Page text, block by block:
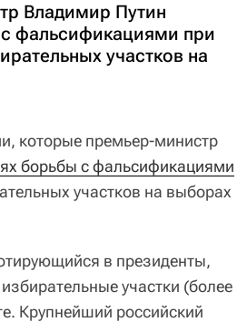
Владимир Путин
фальсификациями при
участков на
которые премьер-министр
борьбы с фальсификациями
участков на выборах
в президенты,
участки (более
Крупнейший российский